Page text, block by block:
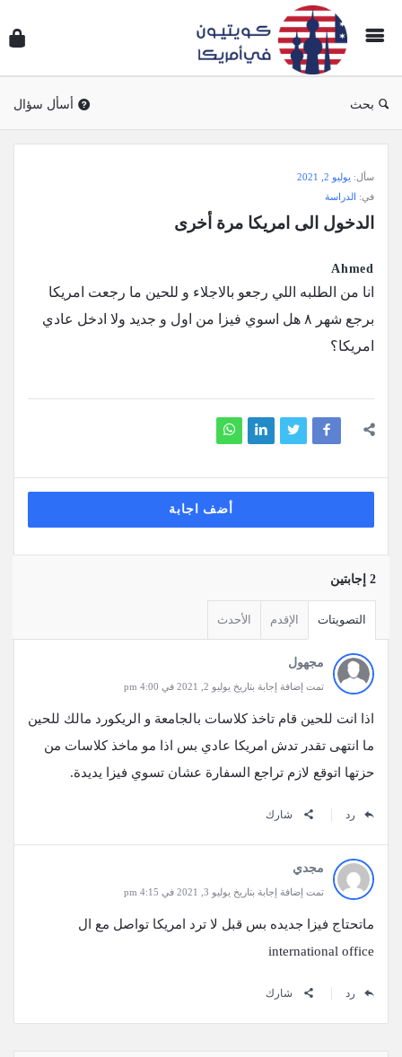
بحث أسأل سؤال
وجواب
أمريكا
الاحدث
أسئلة
سأل: يوليو 2, 2021
في: الدراسة
الدخول الى امريكا مرة أخرى
Ahmed
انا من الطلبه اللي رجعو بالاجلاء و للحين ما رجعت امريكا
برجع شهر ٨ هل اسوي فيزا من اول و جديد ولا ادخل عادي
امريكا؟
أضف اجابة
‫2 إجابتين
التصويتات الإقدم الأحدث
مجهول
تمت إضافة إجابة بتاريخ يوليو 2, 2021 في 4:00 pm
اذا انت للحين قام تاخذ كلاسات بالجامعة و الريكورد مالك للحين
ما انتهى تقدر تدش امريكا عادي بس اذا مو ماخذ كلاسات من
حزتها اتوقع لازم تراجع السفارة عشان تسوي فيزا يديدة.
رد شارك
مجدي
تمت إضافة إجابة بتاريخ يوليو 3, 2021 في 4:15 pm
ماتحتاج فيزا جديده بس قبل لا ترد امريكا تواصل مع ال
international office
رد شارك